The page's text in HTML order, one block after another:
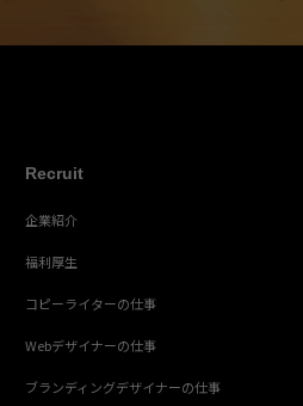
Recruit
企業紹介
福利厚生
コピーライターの仕事
Webデザイナーの仕事
ブランディングデザイナーの仕事